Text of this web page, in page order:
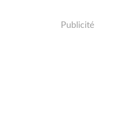
Publicité